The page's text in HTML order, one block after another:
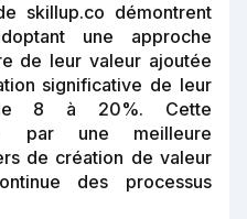
skillup.co démontrent
une approche
de leur valeur ajoutée
significative de leur
de 8 à 20%. Cette
par une meilleure
de création de valeur
des processus